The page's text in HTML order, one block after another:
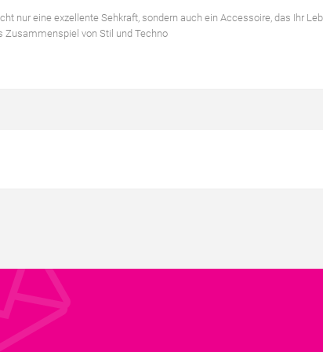
nur eine exzellente Sehkraft, sondern auch ein Accessoire, das Ihr
Zusammenspiel von Stil und Techno